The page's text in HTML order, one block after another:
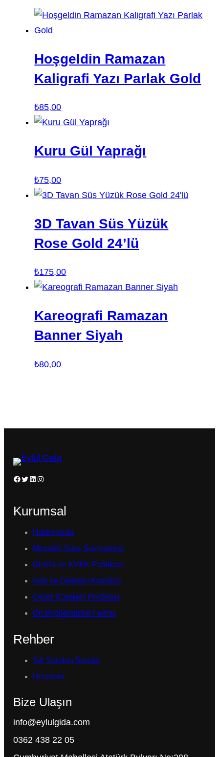
Hoşgeldin Ramazan
Kaligrafi Yazı Parlak Gold
₺85,00
Kuru Gül Yaprağı
₺75,00
3D Tavan Süs Yüzük
Rose Gold 24’lü
₺175,00
Kareografi Ramazan
Banner Siyah
₺80,00
Facebook Twitter LinkedIn Instagram
Kurumsal
Hakkımızda
Mesafeli Satış Sözleşmesi
Gizlilik ve KVKK Politikası
İade ve Değişim Koşulları
Çerez (Cookie) Politikası
Ön Bilgilendirme Formu
Rehber
Sık Sorulan Sorular
Hesabım
Bize Ulaşın
info@eylulgida.com
0362 438 22 05